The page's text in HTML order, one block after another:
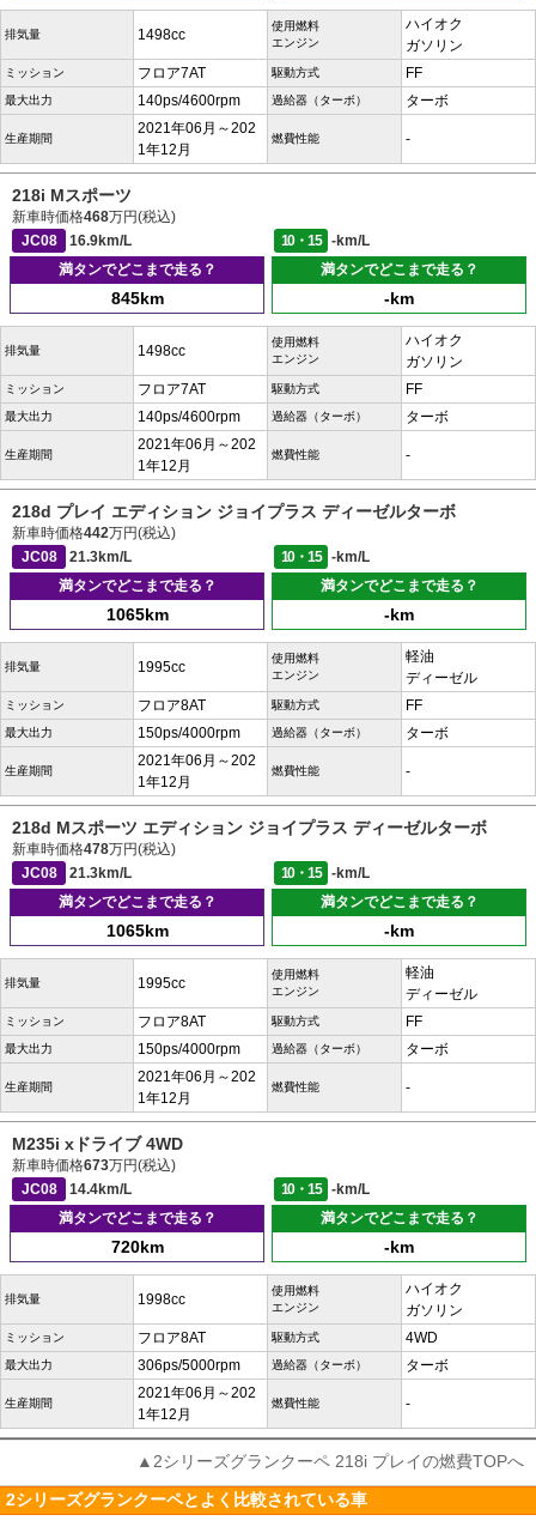
排気量 1498cc
使用燃料
エンジン
ハイオク
ガソリン
ミッション フロア7AT 駆動方式 FF
最大出力 140ps/4600rpm 過給器（ターボ） ターボ
生産期間
2021年06月～202
1年12月
燃費性能 -
218i Mスポーツ
新車時価格468万円(税込)
JC08
16.9km/L 10・15
-km/L
満タンでどこまで走る？
845km
満タンでどこまで走る？
-km
排気量 1498cc
使用燃料
エンジン
ハイオク
ガソリン
ミッション フロア7AT 駆動方式 FF
最大出力 140ps/4600rpm 過給器（ターボ） ターボ
生産期間
2021年06月～202
1年12月
燃費性能 -
218d プレイ エディション ジョイプラス ディーゼルターボ
新車時価格442万円(税込)
JC08
21.3km/L 10・15
-km/L
満タンでどこまで走る？
1065km
満タンでどこまで走る？
-km
排気量 1995cc
使用燃料
エンジン
軽油
ディーゼル
ミッション フロア8AT 駆動方式 FF
最大出力 150ps/4000rpm 過給器（ターボ） ターボ
生産期間
2021年06月～202
1年12月
燃費性能 -
218d Mスポーツ エディション ジョイプラス ディーゼルターボ
新車時価格478万円(税込)
JC08
21.3km/L 10・15
-km/L
満タンでどこまで走る？
1065km
満タンでどこまで走る？
-km
排気量 1995cc
使用燃料
エンジン
軽油
ディーゼル
ミッション フロア8AT 駆動方式 FF
最大出力 150ps/4000rpm 過給器（ターボ） ターボ
生産期間
2021年06月～202
1年12月
燃費性能 -
M235i xドライブ 4WD
新車時価格673万円(税込)
JC08
14.4km/L 10・15
-km/L
満タンでどこまで走る？
720km
満タンでどこまで走る？
-km
排気量 1998cc
使用燃料
エンジン
ハイオク
ガソリン
ミッション フロア8AT 駆動方式 4WD
最大出力 306ps/5000rpm 過給器（ターボ） ターボ
生産期間
2021年06月～202
1年12月
燃費性能 -
▲2シリーズグランクーペ 218i プレイの燃費TOPへ
2シリーズグランクーペとよく比較されている車